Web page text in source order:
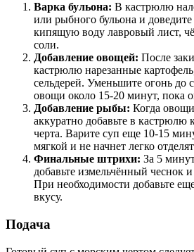
Варка бульона: В кастрюлю
или рыбного бульона и
кипящую воду лавровый лист,
соли.
Добавление овощей: После
кастрюлю нарезанные
сельдерей. Уменьшите огонь до
овощи около 15-20 минут, пока
Добавление рыбы: Когда
аккуратно добавьте в кастрюлю
черта. Варите суп еще 10-15
мягкой и не начнет легко
Финальные штрихи: За 5
добавьте измельчённый чеснок
При необходимости добавьте
вкусу.
Подача